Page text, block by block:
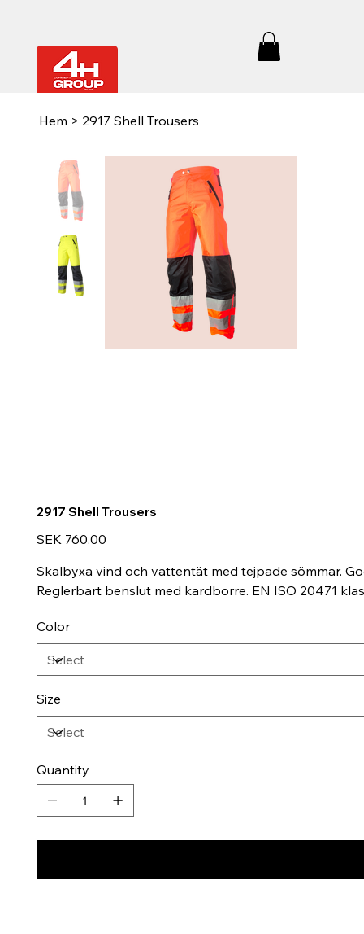
Hem > 2917 Shell Trousers
2917 Shell Trousers
Price
SEK 760.00
Skalbyxa vind och vattentät med tejpade sömmar.
Reglerbart benslut med kardborre. EN ISO 20471
Color
Size
Quantity